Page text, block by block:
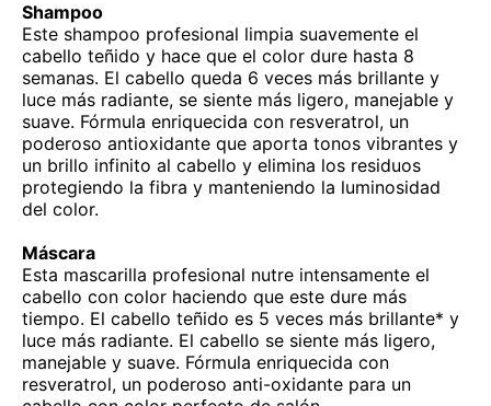
Shampoo
Este shampoo profesional limpia suavemente el
cabello teñido y hace que el color dure hasta 8
semanas. El cabello queda 6 veces más brillante y
luce más radiante, se siente más ligero, manejable y
suave. Fórmula enriquecida con resveratrol, un
poderoso antioxidante que aporta tonos vibrantes y
un brillo infinito al cabello y elimina los residuos
protegiendo la fibra y manteniendo la luminosidad
del color.
Máscara
Esta mascarilla profesional nutre intensamente el
cabello con color haciendo que este dure más
tiempo. El cabello teñido es 5 veces más brillante* y
luce más radiante. El cabello se siente más ligero,
manejable y suave. Fórmula enriquecida con
resveratrol, un poderoso anti-oxidante para un